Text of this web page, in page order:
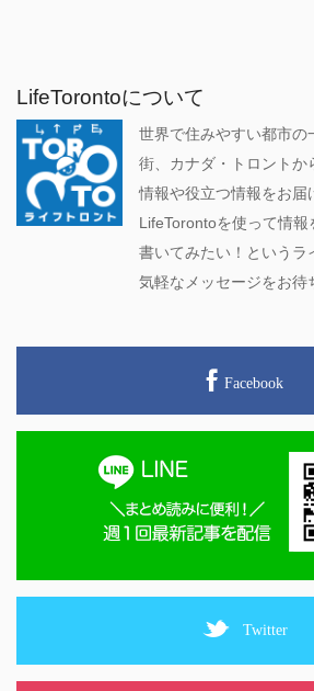
LifeTorontoについて
世界で住みやすい都市の
街、カナダ・トロントか
情報や役立つ情報をお届
LifeTorontoを使って情
書いてみたい！というラ
気軽なメッセージをお待
Facebook
Twitter